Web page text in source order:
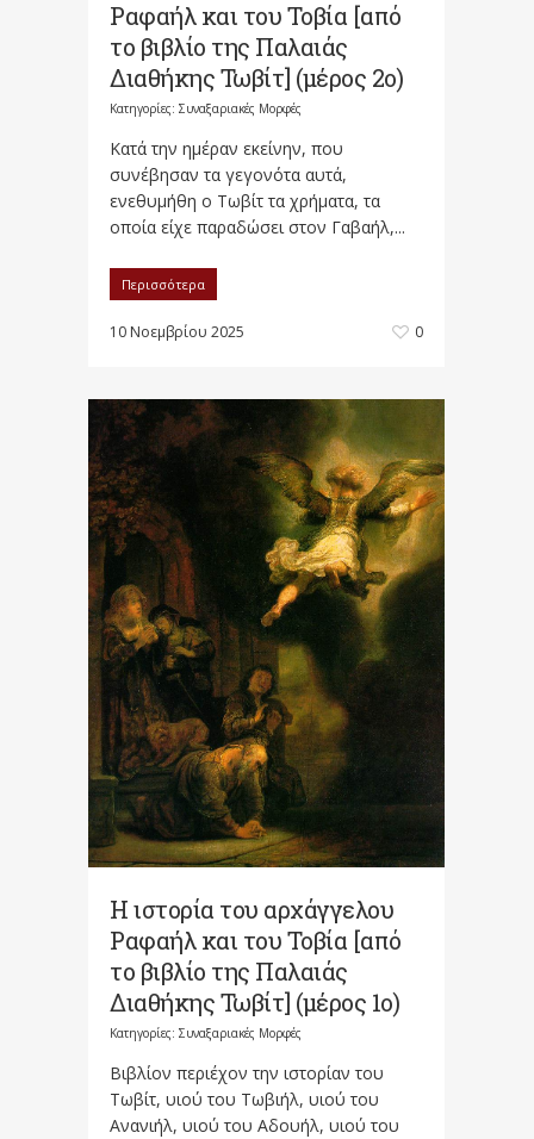
Ραφαήλ και του Τοβία [από
το βιβλίο της Παλαιάς
Διαθήκης Τωβίτ] (μέρος 2ο)
Κατηγορίες: Συναξαριακές Μορφές
Κατά την ημέραν εκείνην, που
συνέβησαν τα γεγονότα αυτά,
ενεθυμήθη ο Τωβίτ τα χρήματα, τα
οποία είχε παραδώσει στον Γαβαήλ,...
Περισσότερα
10 Νοεμβρίου 2025 0
Η ιστορία του αρχάγγελου
Ραφαήλ και του Τοβία [από
το βιβλίο της Παλαιάς
Διαθήκης Τωβίτ] (μέρος 1ο)
Κατηγορίες: Συναξαριακές Μορφές
Βιβλίον περιέχον την ιστορίαν του
Τωβίτ, υιού του Τωβιήλ, υιού του
Ανανιήλ, υιού του Αδουήλ, υιού του